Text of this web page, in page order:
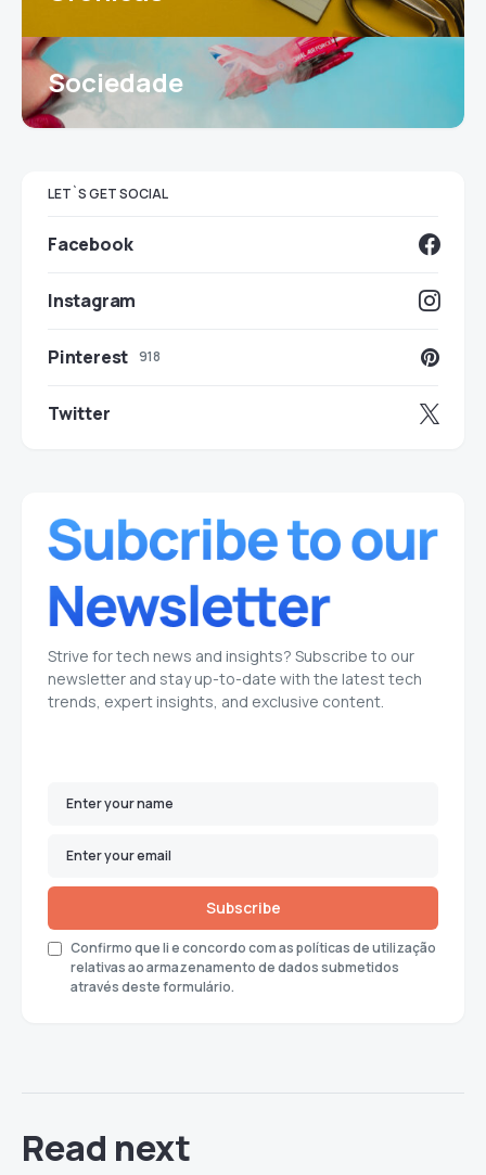
Sociedade
LET`S GET SOCIAL
Facebook
Instagram
Pinterest 918
Twitter
Strive for tech news and insights? Subscribe to our
newsletter and stay up-to-date with the latest tech
trends, expert insights, and exclusive content.
Subscribe
Confirmo que li e concordo com as políticas de utilização
relativas ao armazenamento de dados submetidos
através deste formulário.
Read next